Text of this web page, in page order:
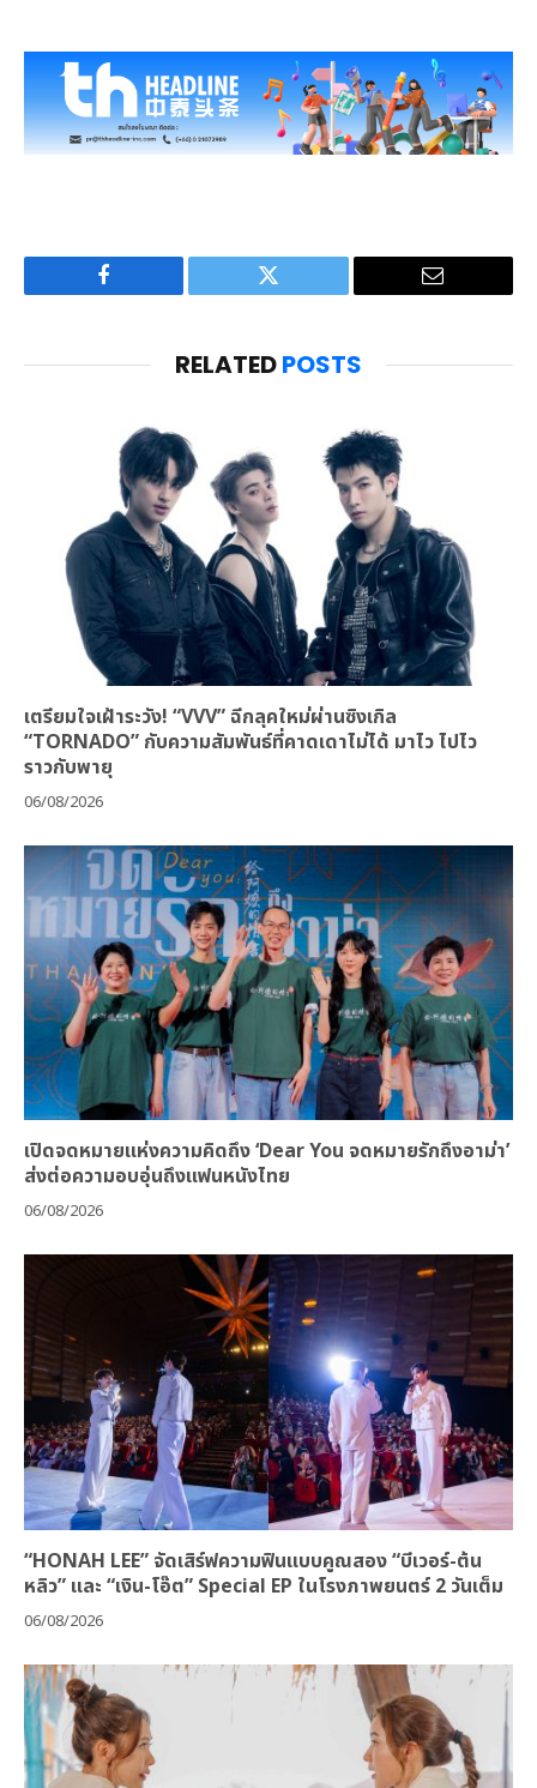
Facebook Twitter Email
RELATEDPOSTS
เตรียมใจเฝ้าระวัง! “VVV” ฉีกลุคใหม่ผ่านซิงเกิล
“TORNADO” กับความสัมพันธ์ที่คาดเดาไม่ได้ มาไว ไปไว
ราวกับพายุ
06/08/2026
เปิดจดหมายแห่งความคิดถึง ‘Dear You จดหมายรักถึงอาม่า’
ส่งต่อความอบอุ่นถึงแฟนหนังไทย
06/08/2026
“HONAH LEE” จัดเสิร์ฟความฟินแบบคูณสอง “บีเวอร์-ต้น
หลิว” และ “เงิน-โอ๊ต” Special EP ในโรงภาพยนตร์ 2 วันเต็ม
06/08/2026